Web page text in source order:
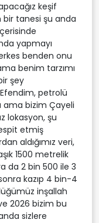
keşif
bir tanesi şu anda
yapmayı
benden onu
benim tarzımı
şey
'Efendim, petrolü
ama bizim Çayeli
lokasyon, şu
etmiş
aldığımız veri,
1500 metrelik
da 2 bin 500 ile 3
kazıp 4 bin-4
inşallah
2026 bizim bu
sizlere